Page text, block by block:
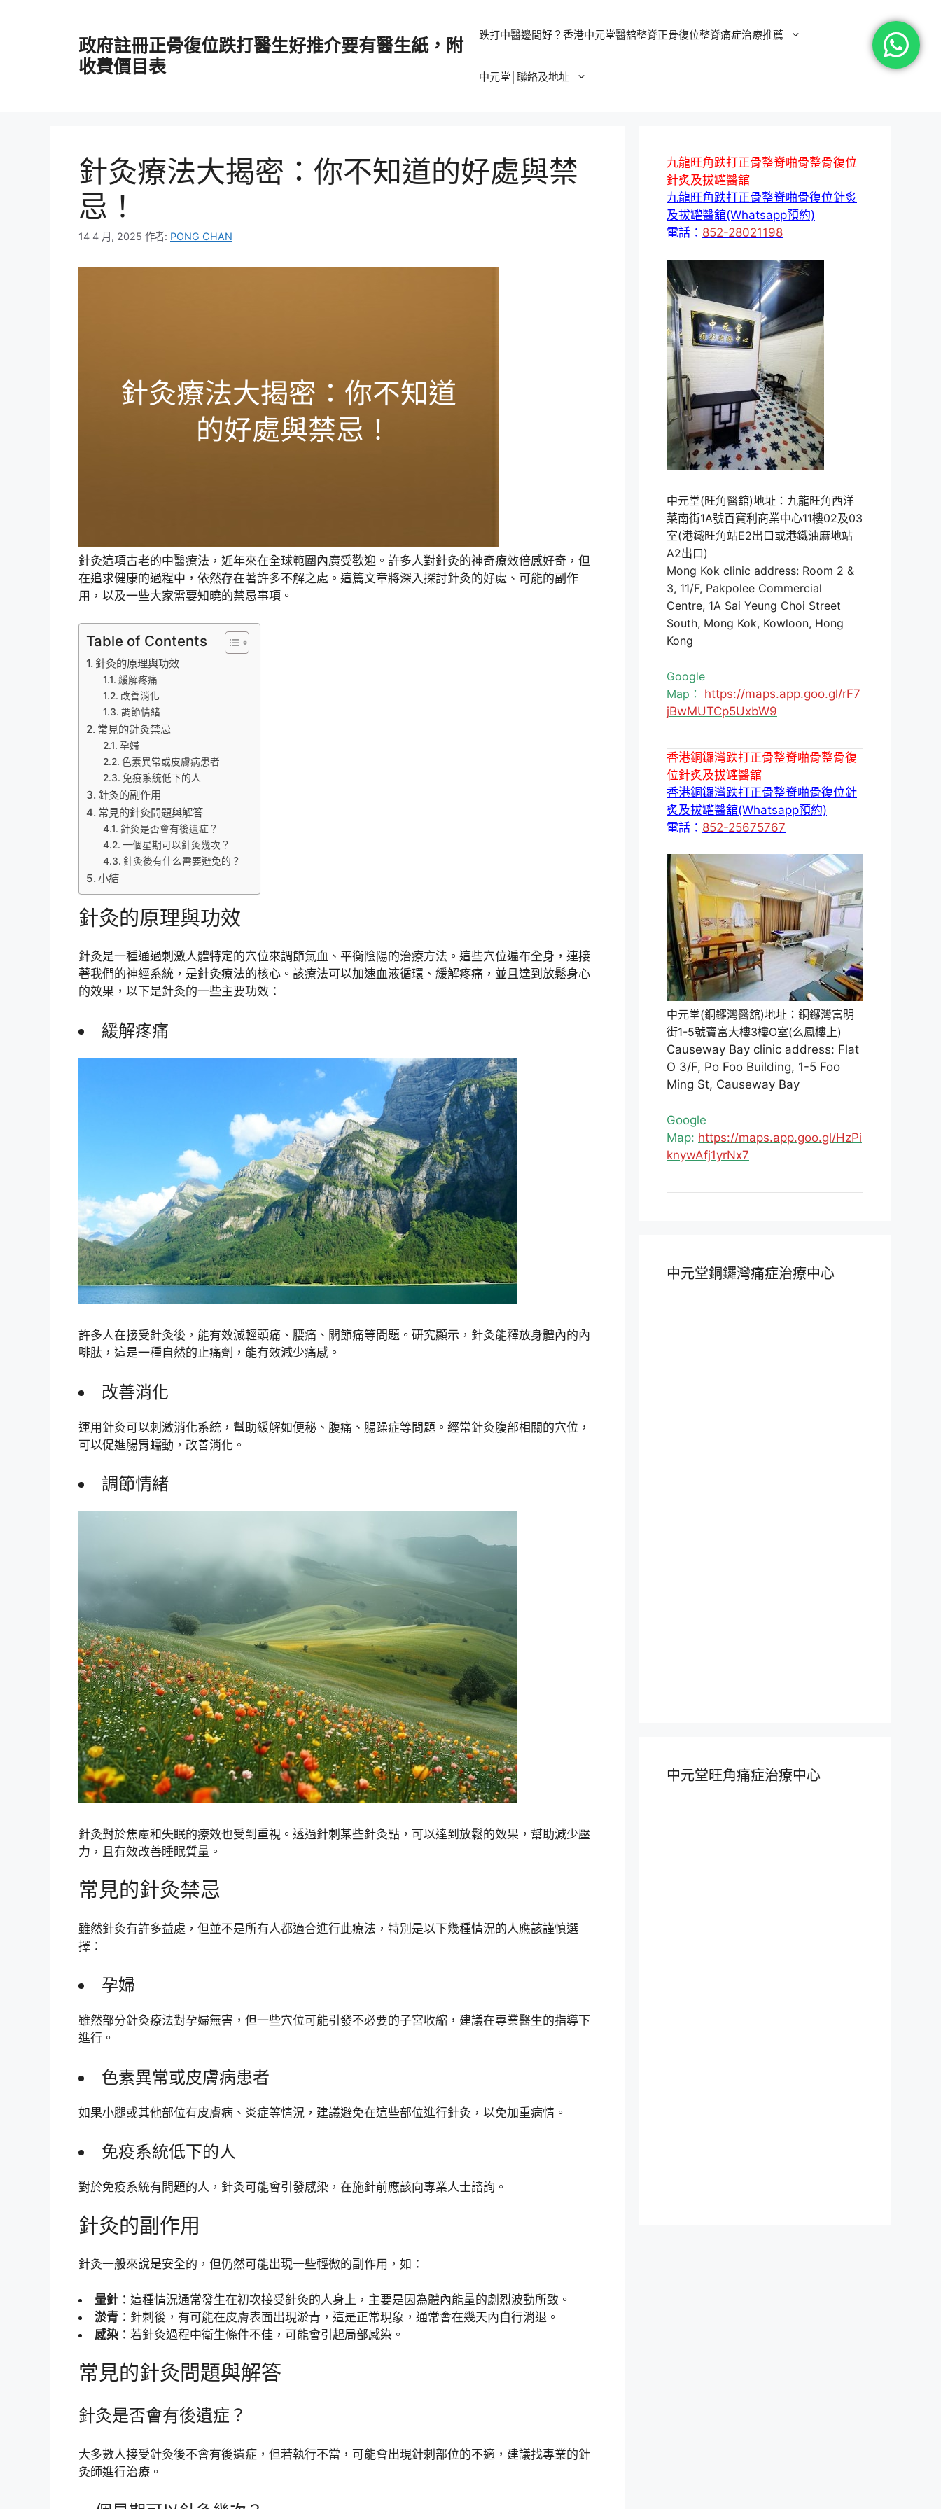
政府註冊正骨復位跌打醫生好推介要有醫生紙，附
收費價目表
跌打中醫邊間好？香港中元堂醫舘整脊正骨復位整脊痛症治療推薦
中元堂│聯絡及地址
針灸療法大揭密：你不知道的好處與禁
忌！
14 4 月, 2025 作者: PONG CHAN
針灸這項古老的中醫療法，近年來在全球範圍內廣受歡迎。許多人對針灸的神奇療效倍感好奇，但
在追求健康的過程中，依然存在著許多不解之處。這篇文章將深入探討針灸的好處、可能的副作
用，以及一些大家需要知曉的禁忌事項。
Table of Contents
針灸的原理與功效
緩解疼痛
改善消化
調節情緒
常見的針灸禁忌
孕婦
色素異常或皮膚病患者
免疫系統低下的人
針灸的副作用
常見的針灸問題與解答
針灸是否會有後遺症？
一個星期可以針灸幾次？
針灸後有什么需要避免的？
小結
針灸的原理與功效
針灸是一種通過刺激人體特定的穴位來調節氣血、平衡陰陽的治療方法。這些穴位遍布全身，連接
著我們的神經系統，是針灸療法的核心。該療法可以加速血液循環、緩解疼痛，並且達到放鬆身心
的效果，以下是針灸的一些主要功效：
緩解疼痛
許多人在接受針灸後，能有效減輕頭痛、腰痛、關節痛等問題。研究顯示，針灸能釋放身體內的內
啡肽，這是一種自然的止痛劑，能有效減少痛感。
改善消化
運用針灸可以刺激消化系統，幫助緩解如便秘、腹痛、腸躁症等問題。經常針灸腹部相關的穴位，
可以促進腸胃蠕動，改善消化。
調節情緒
針灸對於焦慮和失眠的療效也受到重視。透過針刺某些針灸點，可以達到放鬆的效果，幫助減少壓
力，且有效改善睡眠質量。
常見的針灸禁忌
雖然針灸有許多益處，但並不是所有人都適合進行此療法，特別是以下幾種情況的人應該謹慎選
擇：
孕婦
雖然部分針灸療法對孕婦無害，但一些穴位可能引發不必要的子宮收縮，建議在專業醫生的指導下
進行。
色素異常或皮膚病患者
如果小腿或其他部位有皮膚病、炎症等情況，建議避免在這些部位進行針灸，以免加重病情。
免疫系統低下的人
對於免疫系統有問題的人，針灸可能會引發感染，在施針前應該向專業人士諮詢。
針灸的副作用
針灸一般來說是安全的，但仍然可能出現一些輕微的副作用，如：
暈針 ：這種情況通常發生在初次接受針灸的人身上，主要是因為體內能量的劇烈波動所致。
淤青 ：針刺後，有可能在皮膚表面出現淤青，這是正常現象，通常會在幾天內自行消退。
感染 ：若針灸過程中衛生條件不佳，可能會引起局部感染。
常見的針灸問題與解答
針灸是否會有後遺症？
大多數人接受針灸後不會有後遺症，但若執行不當，可能會出現針刺部位的不適，建議找專業的針
灸師進行治療。
九龍旺角跌打正骨整脊啪骨整骨復位
針炙及拔罐醫舘
九龍旺角跌打正骨整脊啪骨復位針炙
及拔罐醫舘(Whatsapp預約)
電話： 852-28021198
中元堂(旺角醫舘)地址：九龍旺角西洋
菜南街1A號百寶利商業中心11樓02及03
室(港鐵旺角站E2出口或港鐵油麻地站
A2出口)
Mong Kok clinic address: Room 2 &
3, 11/F, Pakpolee Commercial
Centre, 1A Sai Yeung Choi Street
South, Mong Kok, Kowloon, Hong
Kong
Google
Map： https://maps.app.goo.gl/rF7
jBwMUTCp5UxbW9
香港銅鑼灣跌打正骨整脊啪骨整骨復
位針炙及拔罐醫舘
香港銅鑼灣跌打正骨整脊啪骨復位針
炙及拔罐醫舘(Whatsapp預約)
電話： 852-25675767
中元堂(銅鑼灣醫舘)地址：銅鑼灣富明
街1-5號寶富大樓3樓O室(么鳳樓上)
Causeway Bay clinic address: Flat
O 3/F, Po Foo Building, 1-5 Foo
Ming St, Causeway Bay
Google
Map: https://maps.app.goo.gl/HzPi
knywAfj1yrNx7
中元堂銅鑼灣痛症治療中心
中元堂旺角痛症治療中心